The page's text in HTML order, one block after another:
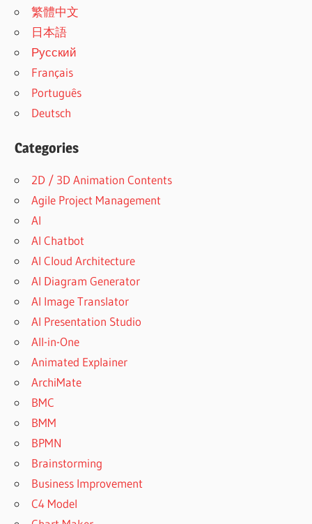
繁體中文
日本語
Русский
Français
Português
Deutsch
Categories
2D / 3D Animation Contents
Agile Project Management
AI
AI Chatbot
AI Cloud Architecture
AI Diagram Generator
AI Image Translator
AI Presentation Studio
All-in-One
Animated Explainer
ArchiMate
BMC
BMM
BPMN
Brainstorming
Business Improvement
C4 Model